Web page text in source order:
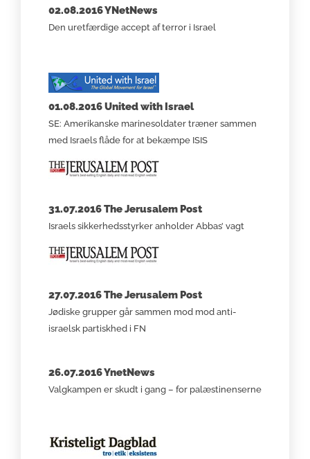
02.08.2016 YNetNews
Den uretfærdige accept af terror i Israel
01.08.2016 United with Israel
SE: Amerikanske marinesoldater træner sammen
med Israels flåde for at bekæmpe ISIS
31.07.2016 The Jerusalem Post
Israels sikkerhedsstyrker anholder Abbas’ vagt
27.07.2016 The Jerusalem Post
Jødiske grupper går sammen mod mod anti-
israelsk partiskhed i FN
26.07.2016 YnetNews
Valgkampen er skudt i gang – for palæstinenserne